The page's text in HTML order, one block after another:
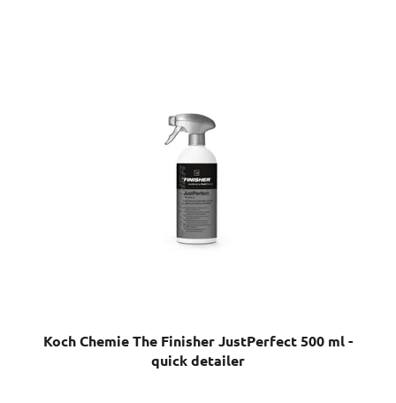
Koch Chemie The Finisher JustPerfect 500 ml -
quick detailer